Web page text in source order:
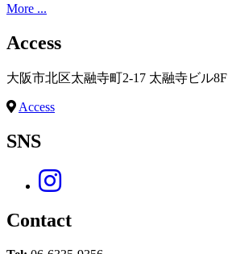
More ...
Access
大阪市北区太融寺町2-17 太融寺ビル8F
Access
SNS
Contact